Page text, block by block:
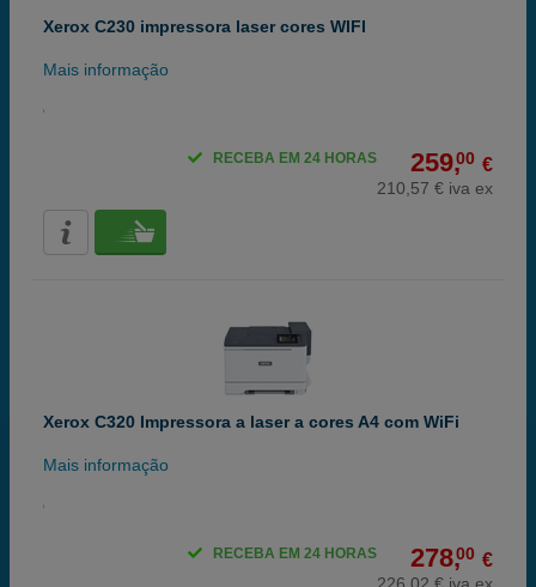
Xerox C230 impressora laser cores WIFI
Mais informação
259,00 €
210,57 € iva ex
RECEBA EM 24 HORAS
Xerox C320 Impressora a laser a cores A4 com WiFi
Mais informação
278,00 €
RECEBA EM 24 HORAS